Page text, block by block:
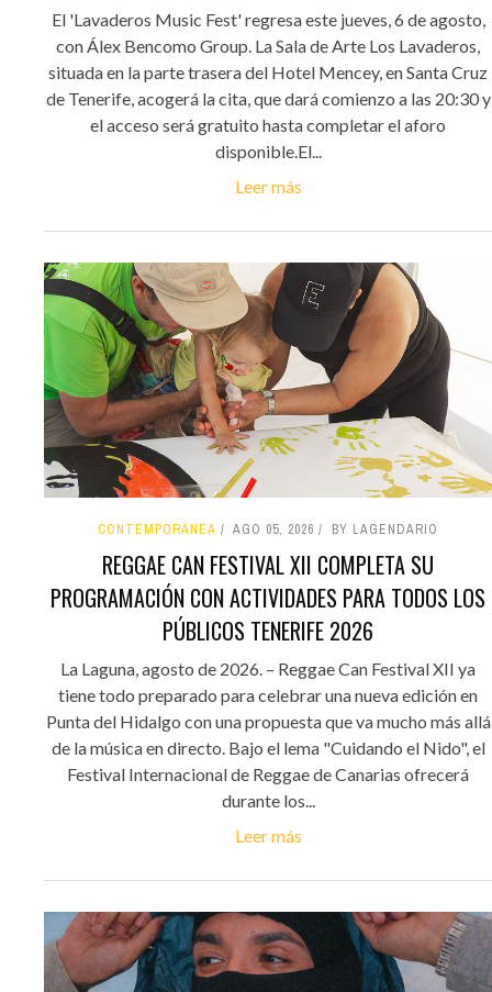
El 'Lavaderos Music Fest' regresa este jueves, 6 de agosto,
con Álex Bencomo Group. La Sala de Arte Los Lavaderos,
situada en la parte trasera del Hotel Mencey, en Santa Cruz
de Tenerife, acogerá la cita, que dará comienzo a las 20:30 y
el acceso será gratuito hasta completar el aforo
disponible.El...
Leer más
CONTEMPORÁNEA AGO 05, 2026 BY LAGENDARIO
REGGAE CAN FESTIVAL XII COMPLETA SU
PROGRAMACIÓN CON ACTIVIDADES PARA TODOS LOS
PÚBLICOS TENERIFE 2026
La Laguna, agosto de 2026. – Reggae Can Festival XII ya
tiene todo preparado para celebrar una nueva edición en
Punta del Hidalgo con una propuesta que va mucho más allá
de la música en directo. Bajo el lema "Cuidando el Nido", el
Festival Internacional de Reggae de Canarias ofrecerá
durante los...
Leer más